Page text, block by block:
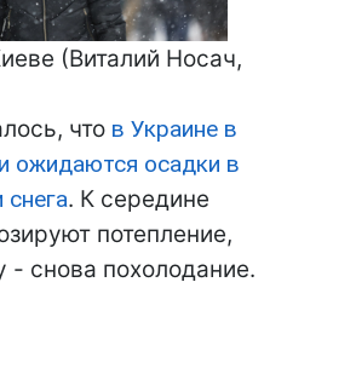
(Виталий Носач,
что в Украине в
ожидаются осадки в
. К середине
потепление,
- снова похолодание.